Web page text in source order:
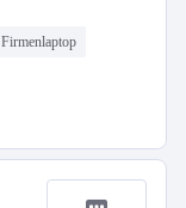
Firmenlaptop